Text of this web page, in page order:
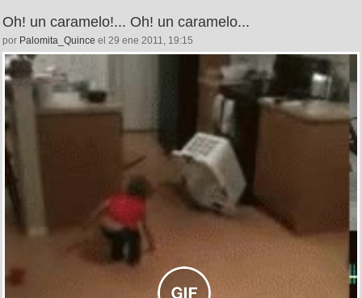
Oh! un caramelo!... Oh! un caramelo...
por Palomita_Quince el 29 ene 2011, 19:15